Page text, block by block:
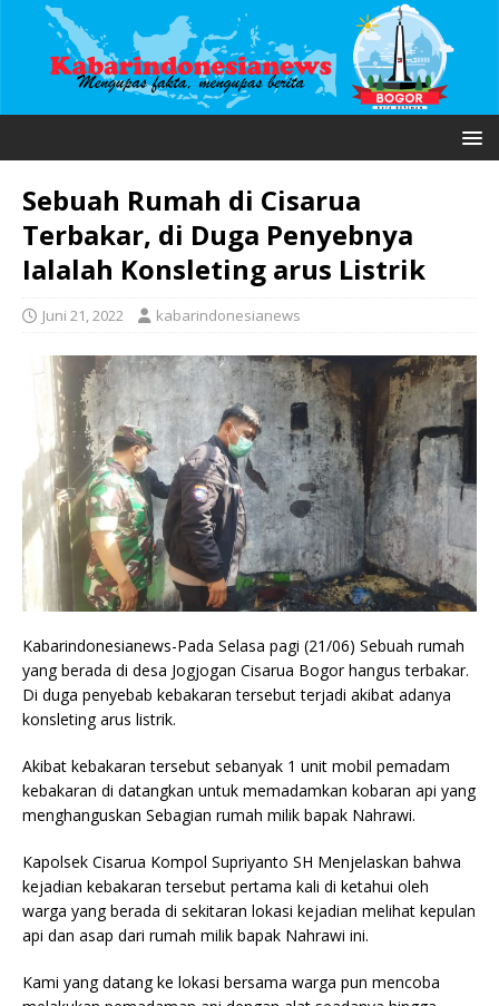
Sebuah Rumah di Cisarua
Terbakar, di Duga Penyebnya
Ialalah Konsleting arus Listrik
Juni 21, 2022 kabarindonesianews
Kabarindonesianews-Pada Selasa pagi (21/06) Sebuah rumah
yang berada di desa Jogjogan Cisarua Bogor hangus terbakar.
Di duga penyebab kebakaran tersebut terjadi akibat adanya
konsleting arus listrik.
Akibat kebakaran tersebut sebanyak 1 unit mobil pemadam
kebakaran di datangkan untuk memadamkan kobaran api yang
menghanguskan Sebagian rumah milik bapak Nahrawi.
Kapolsek Cisarua Kompol Supriyanto SH Menjelaskan bahwa
kejadian kebakaran tersebut pertama kali di ketahui oleh
warga yang berada di sekitaran lokasi kejadian melihat kepulan
api dan asap dari rumah milik bapak Nahrawi ini.
Kami yang datang ke lokasi bersama warga pun mencoba